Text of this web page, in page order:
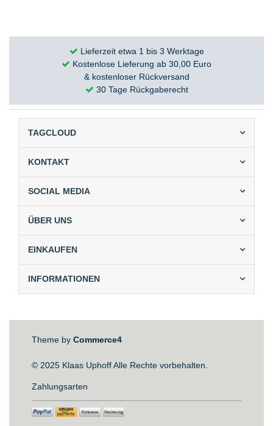
Lieferzeit etwa 1 bis 3 Werktage
Kostenlose Lieferung ab 30,00 Euro
& kostenloser Rückversand
30 Tage Rückgaberecht
TAGCLOUD
KONTAKT
SOCIAL MEDIA
ÜBER UNS
EINKAUFEN
INFORMATIONEN
Theme by Commerce4
© 2025 Klaas Uphoff Alle Rechte vorbehalten.
Zahlungsarten